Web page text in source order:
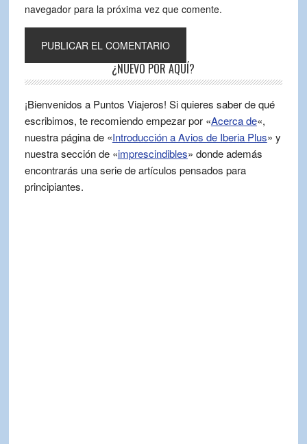
navegador para la próxima vez que comente.
¿NUEVO POR AQUÍ?
¡Bienvenidos a Puntos Viajeros! Si quieres saber de qué
escribimos, te recomiendo empezar por «Acerca de«,
nuestra página de «Introducción a Avios de Iberia Plus» y
nuestra sección de «imprescindibles» donde además
encontrarás una serie de artículos pensados para
principiantes.